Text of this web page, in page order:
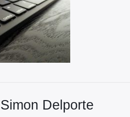
Simon Delporte